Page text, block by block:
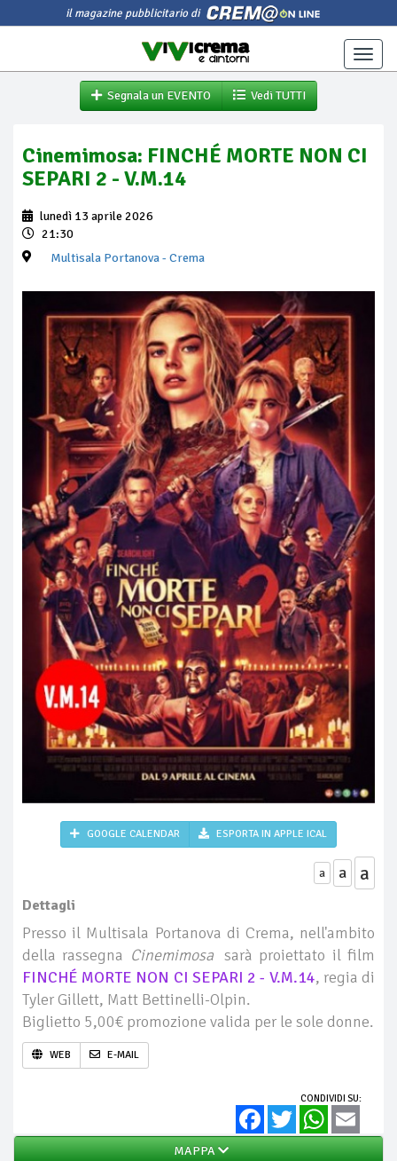
il magazine pubblicitario di
Toggle
Segnala un EVENTO
Vedi TUTTI
Cinemimosa: FINCHÉ MORTE NON CI
SEPARI 2 - V.M.14
lunedì 13 aprile 2026
21:30
Multisala Portanova- Crema
GOOGLE CALENDAR ESPORTA IN APPLE ICAL
a a a
Dettagli
Presso il Multisala Portanova di Crema, nell'ambito
della rassegna Cinemimosa sarà proiettato il film
FINCHÉ MORTE NON CI SEPARI 2 - V.M.14, regia di
Tyler Gillett, Matt Bettinelli-Olpin.
Biglietto 5,00€ promozione valida per le sole donne.
WEB E-MAIL
CONDIVIDI SU:
FacebookTwitter WhatsApp
MAPPA